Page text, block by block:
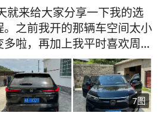
就来给大家分享一下我的选
之前我开的那辆车空间太小
啦，再加上我平时喜欢周末
空间大而且舒适性又好的
万左右。选车的时候，我看了
丰田荣放，但是它的空间一
，不太符合我。比亚迪宋
7图